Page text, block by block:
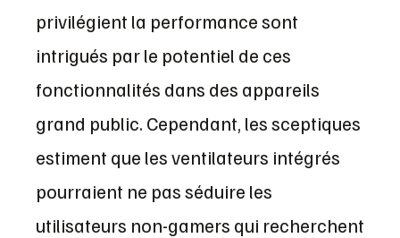
privilégient la performance sont
intrigués par le potentiel de ces
fonctionnalités dans des appareils
grand public. Cependant, les sceptiques
estiment que les ventilateurs intégrés
pourraient ne pas séduire les
utilisateurs non-gamers qui recherchent